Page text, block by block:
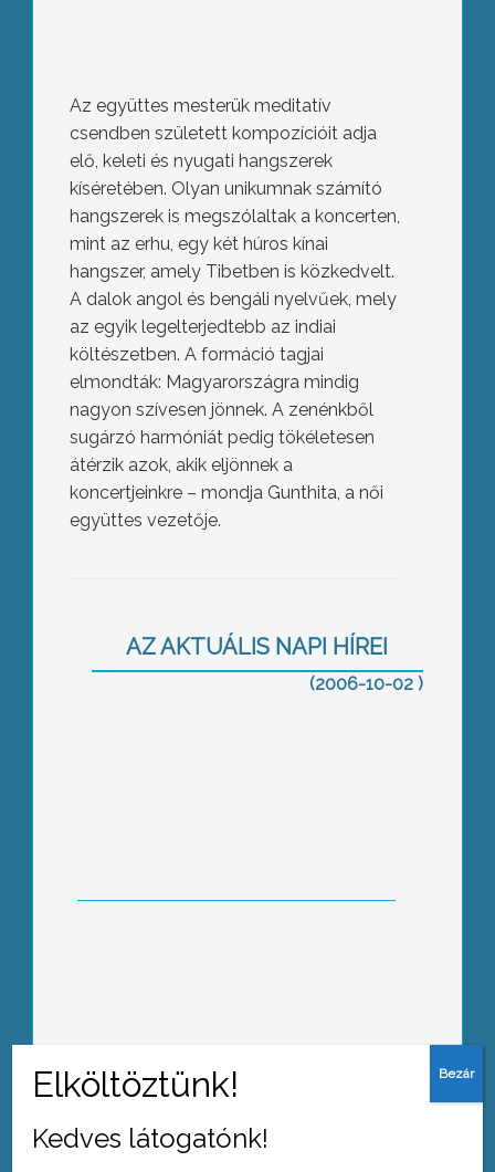
Az együttes mesterük meditatív
csendben született kompozícióit adja
elő, keleti és nyugati hangszerek
kíséretében. Olyan unikumnak számító
hangszerek is megszólaltak a koncerten,
mint az erhu, egy két húros kínai
hangszer, amely Tibetben is közkedvelt.
A dalok angol és bengáli nyelvűek, mely
az egyik legelterjedtebb az indiai
költészetben. A formáció tagjai
elmondták: Magyarországra mindig
nagyon szívesen jönnek. A zenénkből
sugárzó harmóniát pedig tökéletesen
átérzik azok, akik eljönnek a
koncertjeinkre – mondja Gunthita, a női
együttes vezetője.
AZ AKTUÁLIS NAPI HÍREI
(2006-10-02 )
Rendbontás nélkül zajlott le a
Kedves látogatónk!